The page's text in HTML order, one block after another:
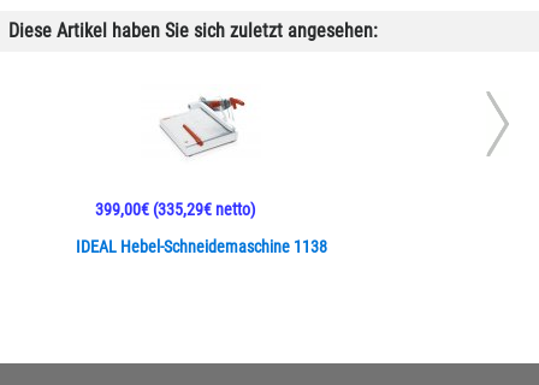
Diese Artikel haben Sie sich zuletzt angesehen:
IDEAL Hebel-Schneidemaschine 1138
399,00€(335,29€ netto)